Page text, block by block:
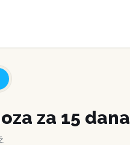
za 15 dana
.